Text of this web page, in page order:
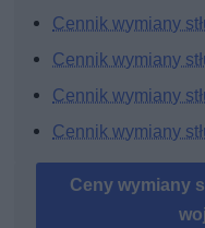
Cennik wymiany
Cennik wymiany
Cennik wymiany
Cennik wymiany
Ceny wymiany